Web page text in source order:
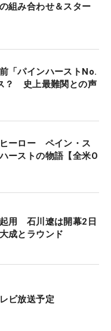
し、状態の良さは
）に早く来たい
のパターは入れま
ら、これが全米初
、「パー4も長
思うホールもあり
で」と、アドバン
両サイドのネイテ
トのアンジュレー
は、「ティショッ
ウェイから打たな
しい。
オープン」に出場
約700万円）を獲
かな（笑）』と明
組み合わせ＆スター
「パインハーストNo.
？ 史上最難関との声
ーロー ペイン・ス
ーストの物語【全米O
用 石川遼は開幕2日
成とラウンド
レビ放送予定